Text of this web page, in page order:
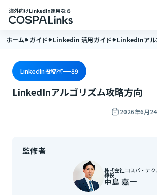
ホーム ガイド Linkedin 活用ガイド LinkedInアル
LinkedIn投稿術 89
LinkedInアルゴリズム攻略方向
2026年6月
監修者
株式会社コスパ・テ
締役
中島 嘉一